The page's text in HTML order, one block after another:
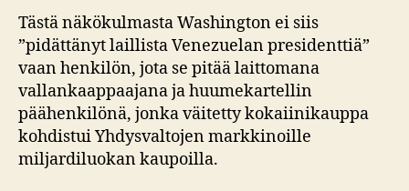
Tästä näkökulmasta Washington ei siis
”pidättänyt laillista Venezuelan presidenttiä”
vaan henkilön, jota se pitää laittomana
vallankaappaajana ja huumekartellin
päähenkilönä, jonka väitetty kokaiinikauppa
kohdistui Yhdysvaltojen markkinoille
miljardiluokan kaupoilla.